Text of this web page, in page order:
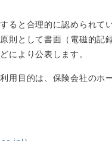
ると合理的に認められて
則として書面（電磁的記
により公表します。
用目的は、保険会社のホ